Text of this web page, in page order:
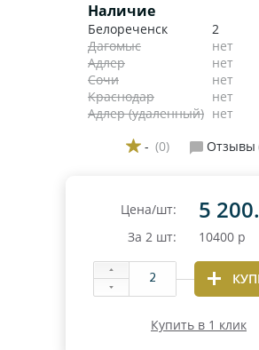
Наличие
Белореченск
2
Дагомыс
нет
Адлер
нет
Сочи
нет
Краснодар
нет
Адлер (удаленный) нет
- (0) Отзывы
Цена/шт: 5
За 2 шт: 10400 р
Купить в 1 клик